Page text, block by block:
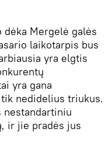
Mergelė galės
laikotarpis bus
yra elgtis
yra gana
nedidelius triukus.
ir jie pradės jus